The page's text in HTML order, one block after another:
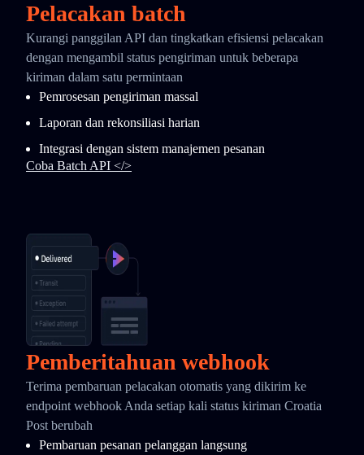
Pelacakan batch
Kurangi panggilan API dan tingkatkan efisiensi pelacakan
dengan mengambil status pengiriman untuk beberapa
kiriman dalam satu permintaan
Pemrosesan pengiriman massal
Laporan dan rekonsiliasi harian
Integrasi dengan sistem manajemen pesanan
Coba Batch API </>
Pemberitahuan webhook
Terima pembaruan pelacakan otomatis yang dikirim ke
endpoint webhook Anda setiap kali status kiriman Croatia
Post berubah
Pembaruan pesanan pelanggan langsung